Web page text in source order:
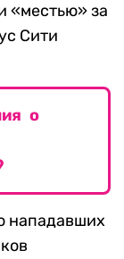
«местью» за
Сити
о
нападавших